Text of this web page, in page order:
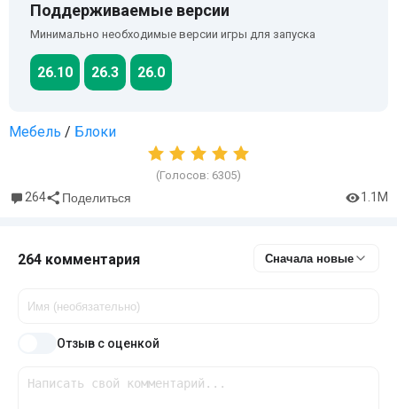
Поддерживаемые версии
Минимально необходимые версии игры для запуска
26.10 26.3 26.0
Мебель / Блоки
(Голосов: 6305)
264 Поделиться 1.1M
264 комментария Сначала новые
Отзыв с оценкой